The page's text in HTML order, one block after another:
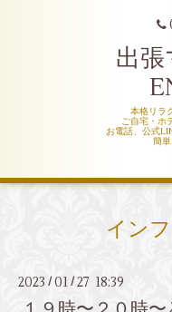
出
本格リラ
ご自宅・ホ
お電話、公式
簡
イン
2023 / 01 /27 18:39